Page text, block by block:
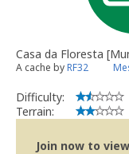
Casa da Floresta
A cache byRF32
Difficulty:
Terrain:
Join now to